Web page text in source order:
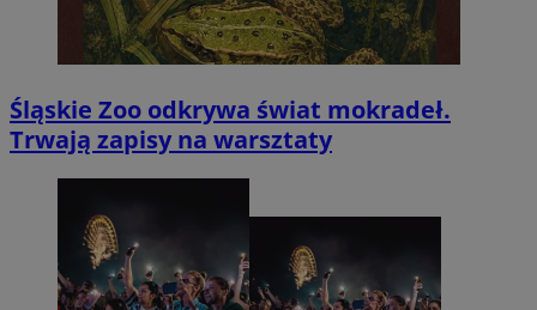
Śląskie Zoo odkrywa świat mokradeł.
Trwają zapisy na warsztaty